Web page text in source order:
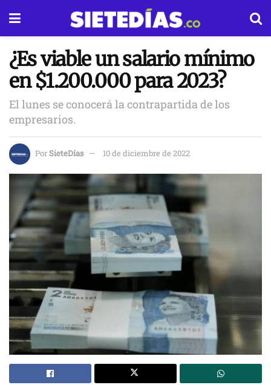
¿Es viable un salario mínimo
en $1.200.000 para 2023?
El lunes se conocerá la contrapartida de los
empresarios.
PorSieteDías 10 de diciembre de 2022